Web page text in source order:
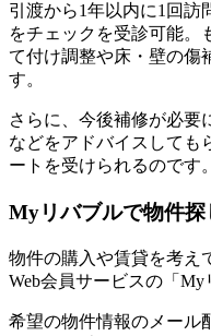
引渡から1年以内に1回訪
をチェックを受診可能。
て付け調整や床・壁の傷
す。
さらに、今後補修が必要
などをアドバイスしても
ートを受けられるのです。
Myリバブルで物件探
物件の購入や賃貸を考え
Web会員サービスの「My
希望の物件情報のメール